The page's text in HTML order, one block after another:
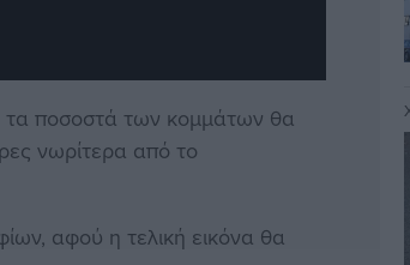
τα ποσοστά των κομμάτων θα
νωρίτερα από το
αφού η τελική εικόνα θα